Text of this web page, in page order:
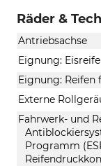
Räder &
Antriebsachse
Eignung:
Eignung: Reifen
Externe
Fahrwerk- und
Programm